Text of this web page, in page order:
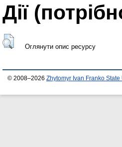
Дії
Оглянути опис ресурсу
© 2008–2026 Zhytomyr Ivan Franko State